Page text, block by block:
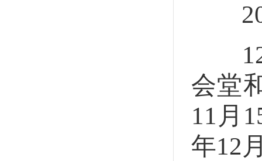
12
会堂
11月
年12